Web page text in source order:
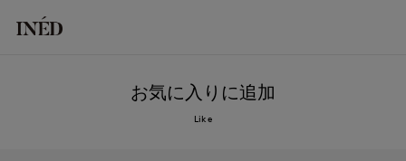
お気に入りに追加
Like